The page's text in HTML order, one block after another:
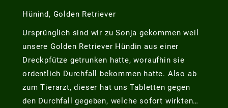
Hünind, Golden Retriever
Ursprünglich sind wir zu Sonja gekommen weil
unsere Golden Retriever Hündin aus einer
Dreckpfütze getrunken hatte, woraufhin sie
ordentlich Durchfall bekommen hatte. Also ab
zum Tierarzt, dieser hat uns Tabletten gegen
den Durchfall gegeben, welche sofort wirkten…